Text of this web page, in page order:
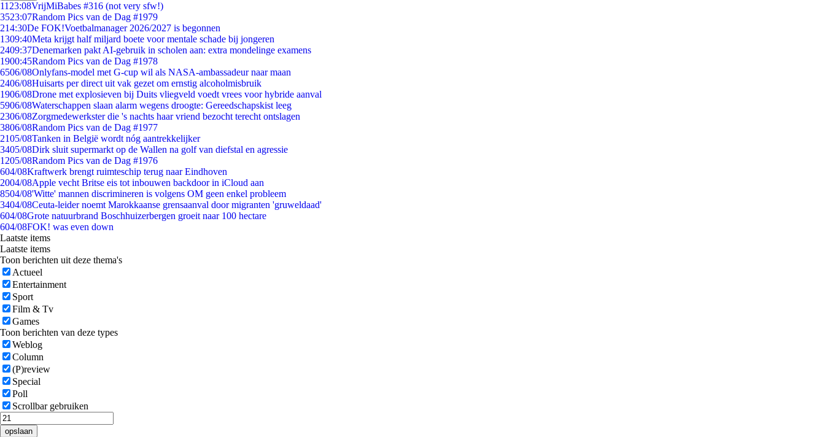
11 23:08VrijMiBabes #316 (not very sfw!)
3523:07Random Pics van de Dag #1979
214:30De FOK!Voetbalmanager 2026/2027 is begonnen
1309:40Meta krijgt half miljard boete voor mentale schade bij jongeren
2409:37Denemarken pakt AI-gebruik in scholen aan: extra mondelinge examens
1900:45Random Pics van de Dag #1978
6506/08Onlyfans-model met G-cup wil als NASA-ambassadeur naar maan
2406/08Huisarts per direct uit vak gezet om ernstig alcoholmisbruik
1906/08Drone met explosieven bij Duits vliegveld voedt vrees voor hybride aanval
5906/08Waterschappen slaan alarm wegens droogte: Gereedschapskist leeg
2306/08Zorgmedewerkster die 's nachts haar vriend bezocht terecht ontslagen
3806/08Random Pics van de Dag #1977
2105/08Tanken in België wordt nóg aantrekkelijker
3405/08Dirk sluit supermarkt op de Wallen na golf van diefstal en agressie
1205/08Random Pics van de Dag #1976
604/08Kraftwerk brengt ruimteschip terug naar Eindhoven
2004/08Apple vecht Britse eis tot inbouwen backdoor in iCloud aan
8504/08'Witte' mannen discrimineren is volgens OM geen enkel probleem
3404/08Ceuta-leider noemt Marokkaanse grensaanval door migranten 'gruweldaad'
604/08Grote natuurbrand Boschhuizerbergen groeit naar 100 hectare
604/08FOK! was even down
Laatste items
Laatste items
Toon berichten uit deze thema's
Actueel
Entertainment
Sport
Film & Tv
Games
Toon berichten van deze types
Weblog
Column
(P)review
Special
Poll
Scrollbar gebruiken
opslaan